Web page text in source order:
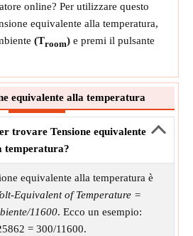
online? Per utilizzare questo
equivalente alla temperatura,
(Troom) e premi il pulsante
equivalente alla temperatura
trovare Tensione equivalente
temperatura?
equivalente alla temperatura è
Equivalent of Temperature =
11600. Ecco un esempio:
= 300/11600.